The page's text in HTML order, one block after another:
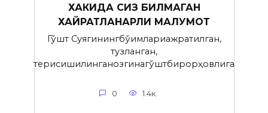
ХАКИДА СИЗ БИЛМАГАН
ХАЙРАТЛАНАРЛИ МАЛУМОТ
Гўшт Суягинингбўғимлариажратилган,
тузланган,
терисишилинганозгинагўштбирорҳовлига
0 1.4к.